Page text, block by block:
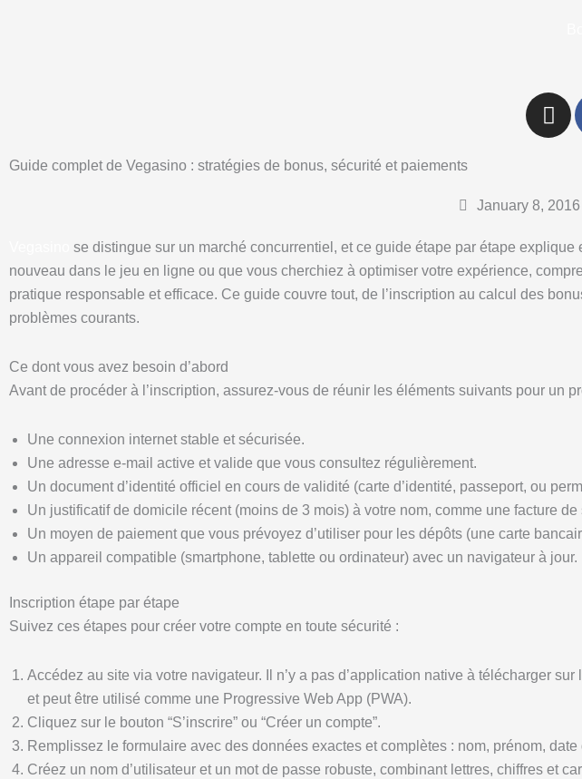
I
n
a
g
r
a
m
Guide complet de Vegasino : stratégies de bonus, sécurité et paiements
January 8, 2016
se distingue sur un marché concurrentiel, et ce guide étape par étape
nouveau dans le jeu en ligne ou que vous cherchiez à optimiser votre expérience,
pratique responsable et efficace. Ce guide couvre tout, de l’inscription au calcul des
problèmes courants.
Ce dont vous avez besoin d’abord
Avant de procéder à l’inscription, assurez-vous de réunir les éléments suivants pour un
Une connexion internet stable et sécurisée.
Une adresse e-mail active et valide que vous consultez régulièrement.
Un document d’identité officiel en cours de validité (carte d’identité, passeport, ou
Un justificatif de domicile récent (moins de 3 mois) à votre nom, comme une facture
Un moyen de paiement que vous prévoyez d’utiliser pour les dépôts (une carte
Un appareil compatible (smartphone, tablette ou ordinateur) avec un navigateur à jour.
Inscription étape par étape
Suivez ces étapes pour créer votre compte en toute sécurité :
Accédez au site via votre navigateur. Il n’y a pas d’application native à télécharger
et peut être utilisé comme une Progressive Web App (PWA).
Cliquez sur le bouton “S’inscrire” ou “Créer un compte”.
Remplissez le formulaire avec des données exactes et complètes : nom, prénom,
Créez un nom d’utilisateur et un mot de passe robuste, combinant lettres, chiffres et